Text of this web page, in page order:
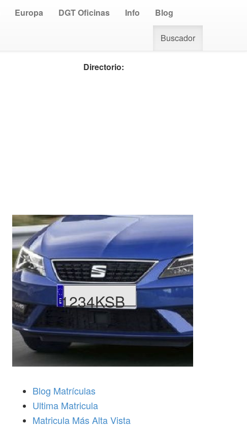
Europa DGT Oficinas Info Blog
Buscador
Directorio:
1234KSB
Blog Matrículas
Ultima Matricula
Matricula Más Alta Vista